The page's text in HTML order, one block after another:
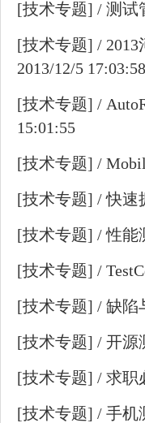
[技术专题] / 测试
[技术专题] /
2013/12/5 17:03:58
[技术专题] /
15:01:55
[技术专题] /
[技术专题] /快速
[技术专题] /性能
[技术专题] /
[技术专题] / 缺陷
[技术专题] / 开源
[技术专题] / 求职
[技术专题] / 手机